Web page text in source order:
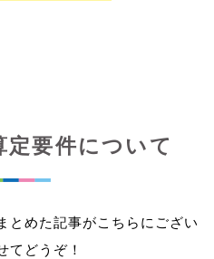
定要件について
とめた記事がこちらにござい
てどうぞ！